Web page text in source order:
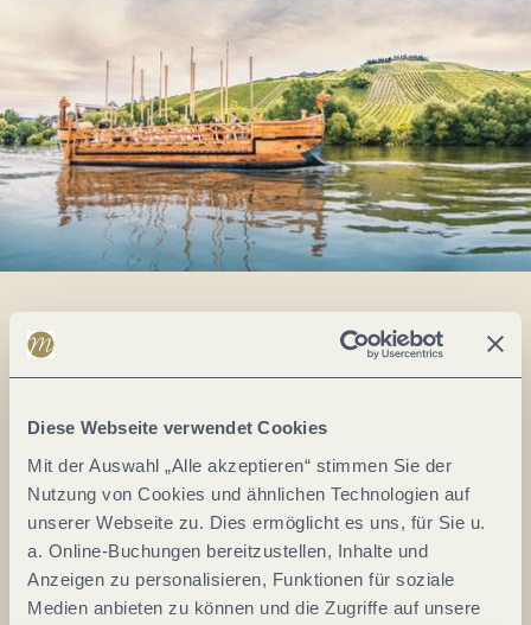
Diese Webseite verwendet Cookies
Mit der Auswahl „Alle akzeptieren“ stimmen Sie der
Nutzung von Cookies und ähnlichen Technologien auf
unserer Webseite zu. Dies ermöglicht es uns, für Sie u.
a. Online-Buchungen bereitzustellen, Inhalte und
Anzeigen zu personalisieren, Funktionen für soziale
Medien anbieten zu können und die Zugriffe auf unsere
Alles im Fluss...
Mosel im Abo: Mit unserem Newsletter
Ihre
E-
Mail-
Adresse:
*